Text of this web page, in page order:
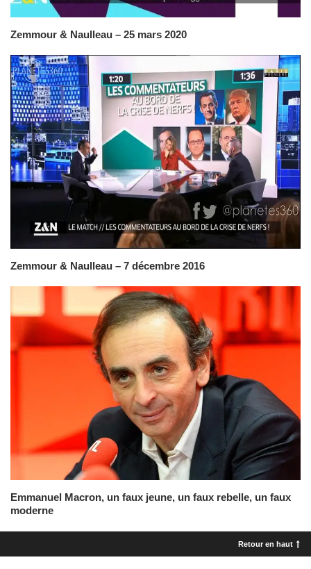
Zemmour & Naulleau – 25 mars 2020
Zemmour & Naulleau – 7 décembre 2016
Emmanuel Macron, un faux jeune, un faux rebelle, un faux
moderne
Retour en haut